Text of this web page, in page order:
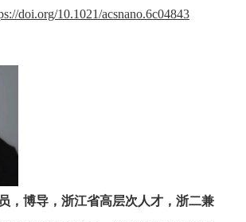
doi.org/10.1021/acsnano.6c04843
，博导，浙江省高层次人才，浙二兼